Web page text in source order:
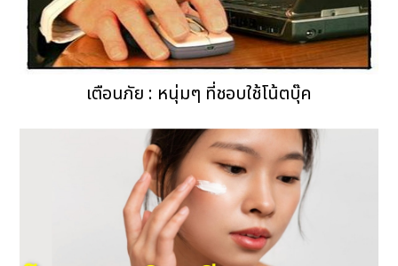
เตือนภัย : หนุ่มๆ ที่ชอบใช้โน้ตบุ๊ค